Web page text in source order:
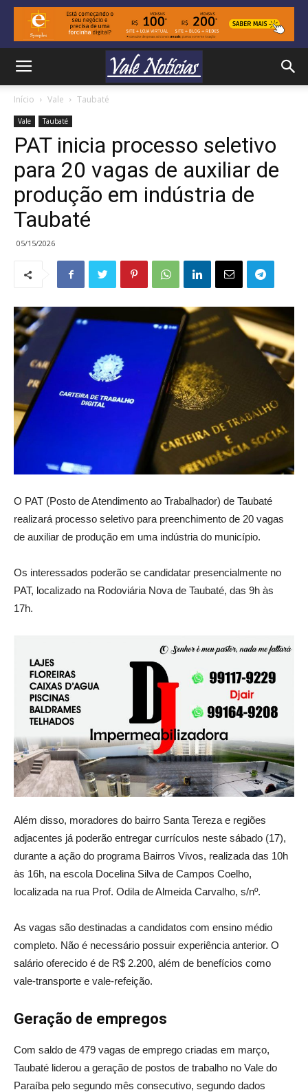
Início Vale Taubaté
Vale Taubaté
PAT inicia processo seletivo
para 20 vagas de auxiliar de
produção em indústria de
Taubaté
05/15/2026
O PAT (Posto de Atendimento ao Trabalhador) de Taubaté
realizará processo seletivo para preenchimento de 20 vagas
de auxiliar de produção em uma indústria do município.
Os interessados poderão se candidatar presencialmente no
PAT, localizado na Rodoviária Nova de Taubaté, das 9h às
17h.
Além disso, moradores do bairro Santa Tereza e regiões
adjacentes já poderão entregar currículos neste sábado (17),
durante a ação do programa Bairros Vivos, realizada das 10h
às 16h, na escola Docelina Silva de Campos Coelho,
localizada na rua Prof. Odila de Almeida Carvalho, s/nº.
As vagas são destinadas a candidatos com ensino médio
completo. Não é necessário possuir experiência anterior. O
salário oferecido é de R$ 2.200, além de benefícios como
vale-transporte e vale-refeição.
Geração de empregos
Com saldo de 479 vagas de emprego criadas em março,
Taubaté liderou a geração de postos de trabalho no Vale do
Paraíba pelo segundo mês consecutivo, segundo dados